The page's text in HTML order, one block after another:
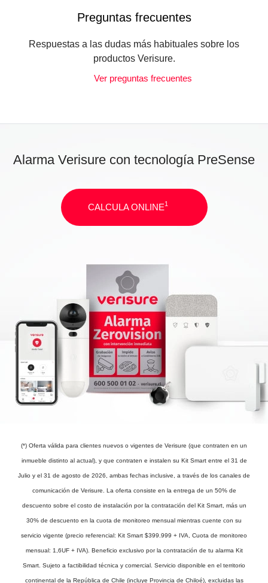
Preguntas frecuentes
Respuestas a las dudas más habituales sobre los
productos Verisure.
Ver preguntas frecuentes
Alarma Verisure con tecnología PreSense
CALCULA ONLINE1
(*) Oferta válida para clientes nuevos o vigentes de Verisure (que contraten en un
inmueble distinto al actual), y que contraten e instalen su Kit Smart entre el 31 de
Julio y el 31 de agosto de 2026, ambas fechas inclusive, a través de los canales de
comunicación de Verisure. La oferta consiste en la entrega de un 50% de
descuento sobre el costo de instalación por la contratación del Kit Smart, más un
30% de descuento en la cuota de monitoreo mensual mientras cuente con su
servicio vigente (precio referencial: Kit Smart $399.999 + IVA, Cuota de monitoreo
mensual: 1,6UF + IVA). Beneficio exclusivo por la contratación de tu alarma Kit
Smart. Sujeto a factibilidad técnica y comercial. Servicio disponible en el territorio
continental de la República de Chile (incluye Provincia de Chiloé), excluidas las